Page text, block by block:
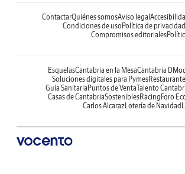
ContactarQuiénes somosAviso legal
Condiciones de usoPolítica de privacidad
Compromisos editoriales
EsquelasCantabria en la MesaCantabria
Soluciones digitales para Pymes
Guía SanitariaPuntos de VentaTalento
Casas de CantabriaSosteniblesRacingForo
Carlos AlcarazLotería de Navidad